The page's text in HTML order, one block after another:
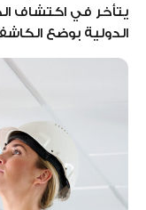
يتأخر في اكتشاف
الدولية بوضع